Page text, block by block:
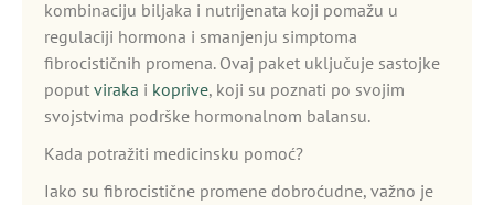
kombinaciju biljaka i nutrijenata koji pomažu u
regulaciji hormona i smanjenju simptoma
fibrocističnih promena. Ovaj paket uključuje sastojke
poput viraka i koprive, koji su poznati po svojim
svojstvima podrške hormonalnom balansu.
Kada potražiti medicinsku pomoć?
Iako su fibrocistične promene dobroćudne, važno je